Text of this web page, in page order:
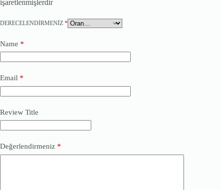
işaretlenmişlerdir
DERECELENDIRMENIZ *
Name *
Email *
Review Title
Değerlendirmeniz *